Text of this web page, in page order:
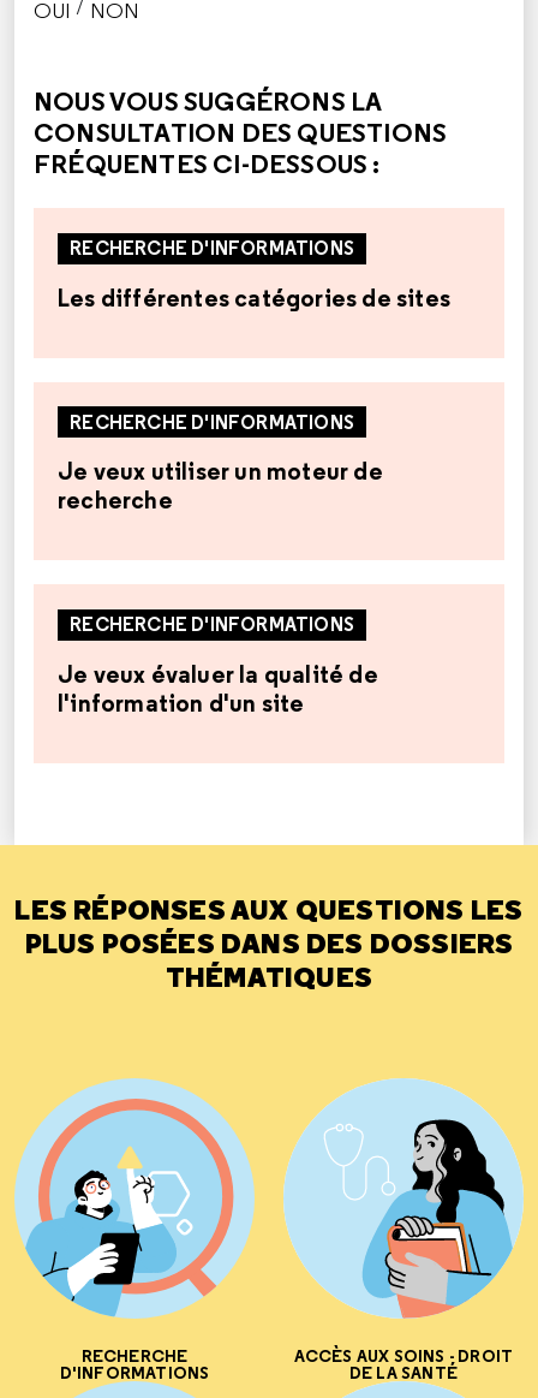
OUI / NON
NOUS VOUS SUGGÉRONS LA
CONSULTATION DES QUESTIONS
FRÉQUENTES CI-DESSOUS :
RECHERCHE D'INFORMATIONS
Les différentes catégories de sites
RECHERCHE D'INFORMATIONS
Je veux utiliser un moteur de
recherche
RECHERCHE D'INFORMATIONS
Je veux évaluer la qualité de
l'information d'un site
LES RÉPONSES AUX QUESTIONS LES
PLUS POSÉES DANS DES DOSSIERS
THÉMATIQUES
RECHERCHE
D'INFORMATIONS
ACCÈS AUX SOINS - DROIT
DE LA SANTÉ